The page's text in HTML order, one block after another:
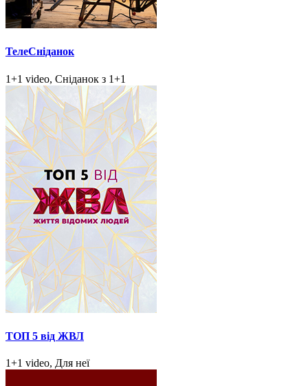
ТелеСніданок
1+1 video, Сніданок з 1+1
ТОП 5 від ЖВЛ
1+1 video, Для неї